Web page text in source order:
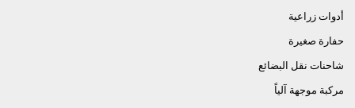
أدوات زراعية
حفارة صغيرة
شاحنات نقل البضائع
مركبة موجهة آلياً